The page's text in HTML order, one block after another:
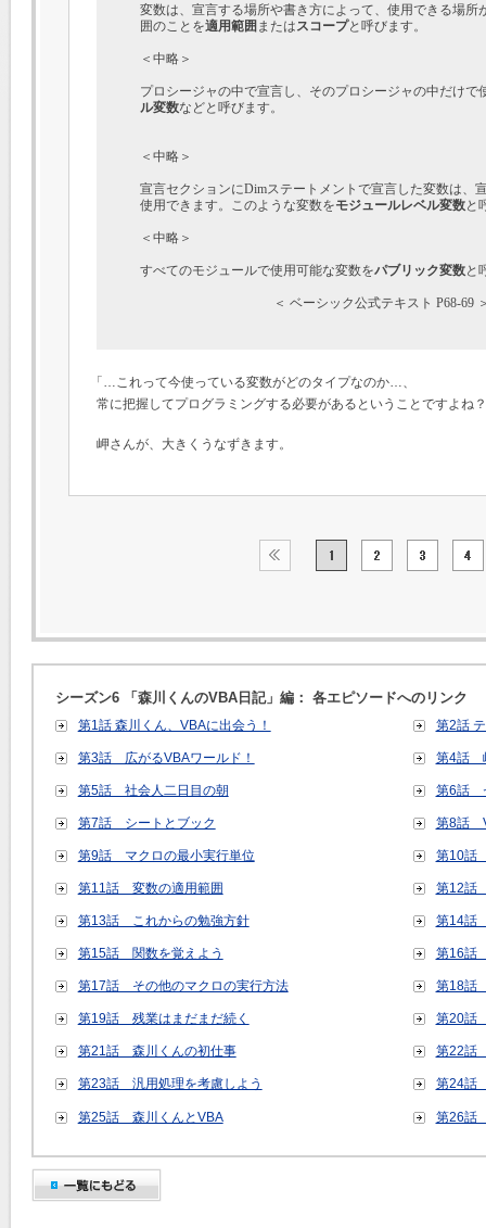
変数は、宣言する場所や書き方によって、使用できる場
囲のことを適用範囲 または スコープと呼びます。
＜中略＞
プロシージャの中で宣言し、そのプロシージャの中だけで
ル変数などと呼びます。
＜中略＞
宣言セクションにDimステートメントで宣言した変数は、
使用できます。このような変数をモジュールレベル変数と
＜中略＞
すべてのモジュールで使用可能な変数をパブリック変数と
「…これって今使っている変数がどのタイプなのか…、
常に把握してプログラミングする必要があるということですよね
岬さんが、大きくうなずきます。
シーズン6 「森川くんのVBA日記」編： 各エピソードへのリンク
第1話 森川くん、VBAに出会う！ 第2話
第3話 広がるVBAワールド！ 第4話
第5話 社会人二日目の朝 第6話
第7話 シートとブック 第8話
第9話 マクロの最小実行単位 第10話
第11話 変数の適用範囲 第12話
第13話 これからの勉強方針 第14話
第15話 関数を覚えよう 第16話
第17話 その他のマクロの実行方法 第18話
第19話 残業はまだまだ続く 第20話
第21話 森川くんの初仕事 第22話
第23話 汎用処理を考慮しよう 第24話
第25話 森川くんとVBA 第26話